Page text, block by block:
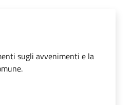
sugli avvenimenti e la